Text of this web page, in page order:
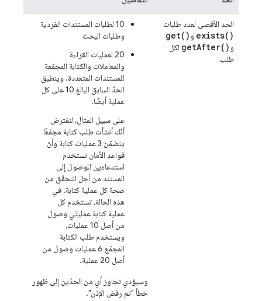
الحد الأقصى لعدد طلبات
exists( ) و get( )
و getAfter( )
لكل
طلب
‫10 لطلبات المستندات الفردية
وطلبات البحث
‫20 لعمليات القراءة
والمعاملات والكتابة المجمّعة
للمستندات المتعددة. وينطبق
الحدّ السابق البالغ 10 على كل
عملية أيضًا.
على سبيل المثال، لنفترض
أنّك أنشأت طلب كتابة مجمّعًا
يتضمّن 3 عمليات كتابة وأنّ
قواعد الأمان تستخدم
استدعاءَين للوصول إلى
المستند من أجل التحقّق من
صحة كل عملية كتابة. في
هذه الحالة، تستخدم كل
عملية كتابة عمليتَي وصول
من أصل 10 عمليات،
ويستخدم طلب الكتابة
المجمّع 6 عمليات وصول من
أصل 20 عملية.
وسيؤدي تجاوز أي من الحدّين إلى ظهور
خطأ "تم رفض الإذن".